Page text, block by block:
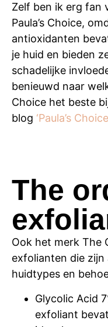
Zelf ben ik erg fan
Paula’s Choice,
antioxidanten
je huid en bieden
schadelijke
benieuwd naar
Choice het beste
blog ‘Paula’s
The
Ook het merk The
exfolianten die
huidtypes en
Glycolic Acid
exfoliant